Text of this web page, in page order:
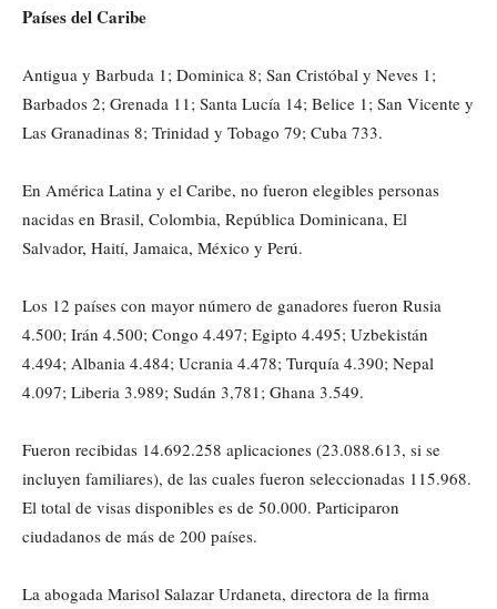
Países del Caribe
Antigua y Barbuda 1; Dominica 8; San Cristóbal y Neves 1;
Barbados 2; Grenada 11; Santa Lucía 14; Belice 1; San Vicente y
Las Granadinas 8; Trinidad y Tobago 79; Cuba 733.
En América Latina y el Caribe, no fueron elegibles personas
nacidas en Brasil, Colombia, República Dominicana, El
Salvador, Haití, Jamaica, México y Perú.
Los 12 países con mayor número de ganadores fueron Rusia
4.500; Irán 4.500; Congo 4.497; Egipto 4.495; Uzbekistán
4.494; Albania 4.484; Ucrania 4.478; Turquía 4.390; Nepal
4.097; Liberia 3.989; Sudán 3,781; Ghana 3.549.
Fueron recibidas 14.692.258 aplicaciones (23.088.613, si se
incluyen familiares), de las cuales fueron seleccionadas 115.968.
El total de visas disponibles es de 50.000. Participaron
ciudadanos de más de 200 países.
La abogada Marisol Salazar Urdaneta, directora de la firma